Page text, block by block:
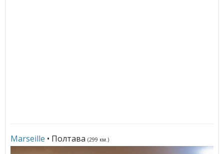
Marseille • Полтава (299 км.)